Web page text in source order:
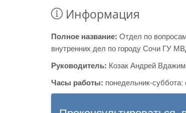
Информация
Полное название: Отдел по
внутренних дел по городу Сочи ГУ
Руководитель: Козак Андрей
Часы работы: понедельник-